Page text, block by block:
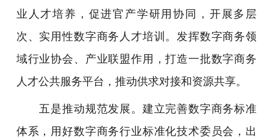
业人才培养，促进官产学研用协同，开展多层
次、实用性数字商务人才培训。发挥数字商务领
域行业协会、产业联盟作用，打造一批数字商务
人才公共服务平台，推动供求对接和资源共享。
五是推动规范发展。建立完善数字商务标准
体系，用好数字商务行业标准化技术委员会，出